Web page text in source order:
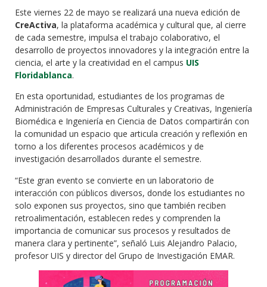
Este viernes 22 de mayo se realizará una nueva edición de
CreActiva, la plataforma académica y cultural que, al cierre
de cada semestre, impulsa el trabajo colaborativo, el
desarrollo de proyectos innovadores y la integración entre la
ciencia, el arte y la creatividad en el campus UIS
Floridablanca.
En esta oportunidad, estudiantes de los programas de
Administración de Empresas Culturales y Creativas, Ingeniería
Biomédica e Ingeniería en Ciencia de Datos compartirán con
la comunidad un espacio que articula creación y reflexión en
torno a los diferentes procesos académicos y de
investigación desarrollados durante el semestre.
“Este gran evento se convierte en un laboratorio de
interacción con públicos diversos, donde los estudiantes no
solo exponen sus proyectos, sino que también reciben
retroalimentación, establecen redes y comprenden la
importancia de comunicar sus procesos y resultados de
manera clara y pertinente”, señaló Luis Alejandro Palacio,
profesor UIS y director del Grupo de Investigación EMAR.